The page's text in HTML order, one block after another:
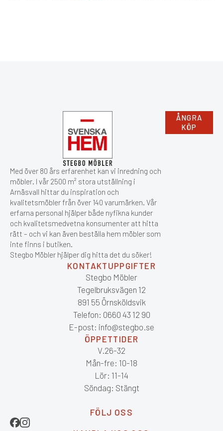
Med över 80 års erfarenhet kan vi inredning och
möbler. I vår 2500 m² stora utställning i
Arnäsvall hittar du inspiration och
kvalitetsmöbler från över 140 varumärken. Vår
erfarna personal hjälper både nyfikna kunder
och kvalitetsmedvetna konsumenter att hitta
rätt – och vi kan även beställa hem möbler som
inte finns i butiken.
Stegbo Möbler hjälper dig hitta det du söker!
ÅNGRA
KÖP
KONTAKTUPPGIFTER
Stegbo Möbler
Tegelbruksvägen 12
891 55 Örnsköldsvik
Telefon: 0660 43 12 90
E-post: info@stegbo.se
ÖPPETTIDER
V.26-32
Mån-fre: 10-18
Lör: 11-14
Söndag: Stängt
FÖLJ OSS